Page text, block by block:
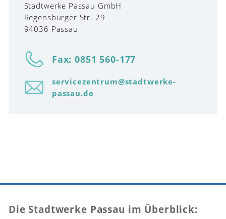
Stadtwerke Passau GmbH
Regensburger Str. 29
94036 Passau
Fax: 0851 560-177
servicezentrum@stadtwerke-
passau.de
Die Stadtwerke Passau im Überblick: